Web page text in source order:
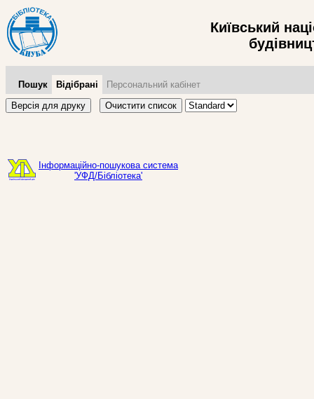
Київський
Пошук Відібрані
Персональний кабінет
Версія для друку
Очистити список
Інформаційно-пошукова система
'УФД/Бібліотека'